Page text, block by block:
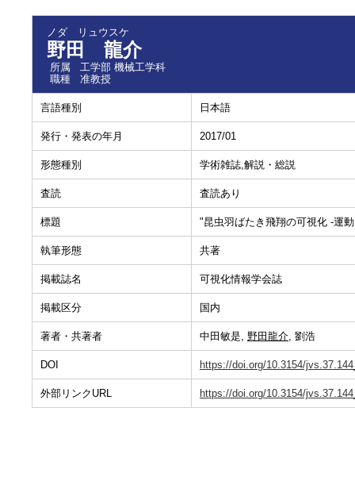
ノダ リュウスケ
野田 龍介
所属
工学部 機械工学科
職種
准教授
言語種別 日本語
発行・発表の年月 2017/01
形態種別 学術雑誌,解説・総説
査読 査読あり
標題 "昆虫羽ばたき飛翔の可視化 -運
執筆形態 共著
掲載誌名 可視化情報学会誌
掲載区分 国内
著者・共著者 中田敏是, 野田龍介, 劉浩
DOI https://doi.org/10.3154/
外部リンクURL https://doi.org/10.3154/